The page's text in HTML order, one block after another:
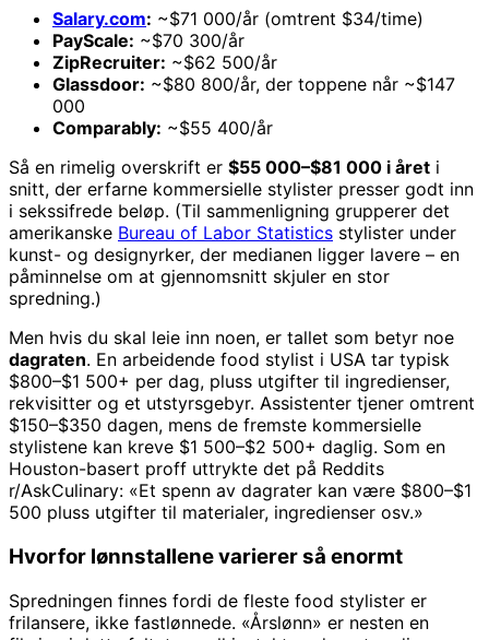
Salary.com: ~$71 000/år (omtrent $34/time)
PayScale: ~$70 300/år
ZipRecruiter: ~$62 500/år
Glassdoor: ~$80 800/år, der toppene når ~$147
000
Comparably: ~$55 400/år
Så en rimelig overskrift er $55 000–$81 000 i året i
snitt, der erfarne kommersielle stylister presser godt inn
i sekssifrede beløp. (Til sammenligning grupperer det
amerikanske Bureau of Labor Statistics stylister under
kunst- og designyrker, der medianen ligger lavere – en
påminnelse om at gjennomsnitt skjuler en stor
spredning.)
Men hvis du skal leie inn noen, er tallet som betyr noe
dagraten. En arbeidende food stylist i USA tar typisk
$800–$1 500+ per dag, pluss utgifter til ingredienser,
rekvisitter og et utstyrsgebyr. Assistenter tjener omtrent
$150–$350 dagen, mens de fremste kommersielle
stylistene kan kreve $1 500–$2 500+ daglig. Som en
Houston-basert proff uttrykte det på Reddits
r/AskCulinary: «Et spenn av dagrater kan være $800–$1
500 pluss utgifter til materialer, ingredienser osv.»
Hvorfor lønnstallene varierer så enormt
Spredningen finnes fordi de fleste food stylister er
frilansere, ikke fastlønnede. «Årslønn» er nesten en